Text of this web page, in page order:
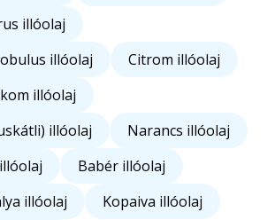
illóolaj
illóolaj
Citrom illóolaj
illóolaj
illóolaj
Narancs illóolaj
Babér illóolaj
illóolaj
Kopaiva illóolaj